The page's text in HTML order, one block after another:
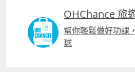
OHChance 旅
幫你輕鬆做好功課
球